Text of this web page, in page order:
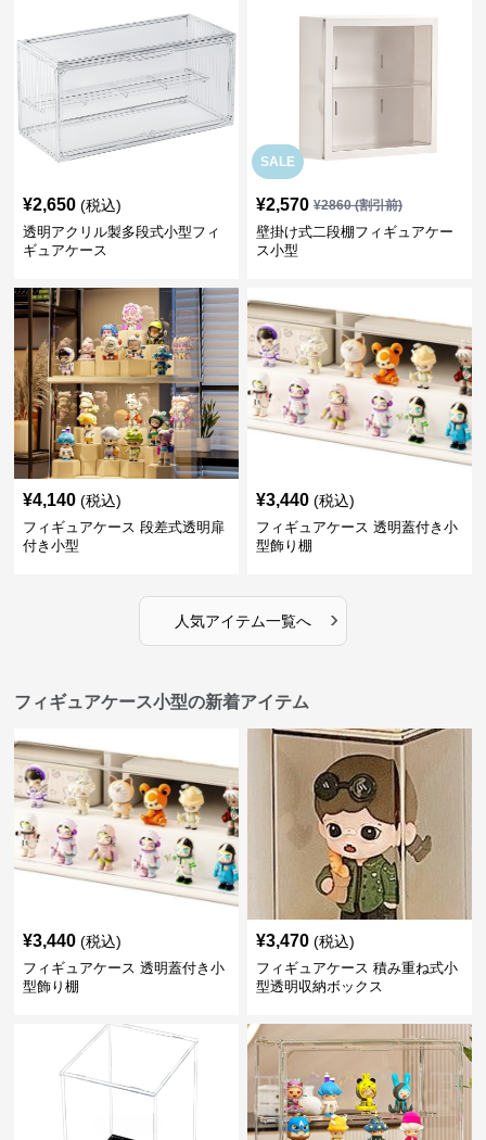
¥2,650 (税込)
透明アクリル製多段式小型フィ
ギュアケース
SALE
¥2,570 ¥2860(割引前)
壁掛け式二段棚フィギュアケー
ス小型
¥4,140 (税込)
フィギュアケース 段差式透明扉
付き小型
¥3,440 (税込)
フィギュアケース 透明蓋付き小
型飾り棚
人気アイテム一覧へ ›
フィギュアケース小型の新着アイテム
¥3,440 (税込)
フィギュアケース 透明蓋付き小
型飾り棚
¥3,470 (税込)
フィギュアケース 積み重ね式小
型透明収納ボックス